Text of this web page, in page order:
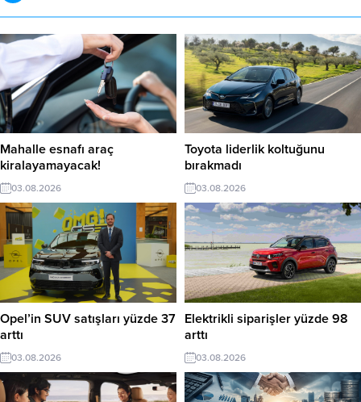
Mahalle esnafı araç
kiralayamayacak!
03.08.2026
Toyota liderlik koltuğunu
bırakmadı
03.08.2026
Opel’in SUV satışları yüzde 37
arttı
03.08.2026
Elektrikli siparişler yüzde 98
arttı
03.08.2026